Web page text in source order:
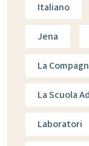
Italiano
Jena
La
La Scuola
Laboratori